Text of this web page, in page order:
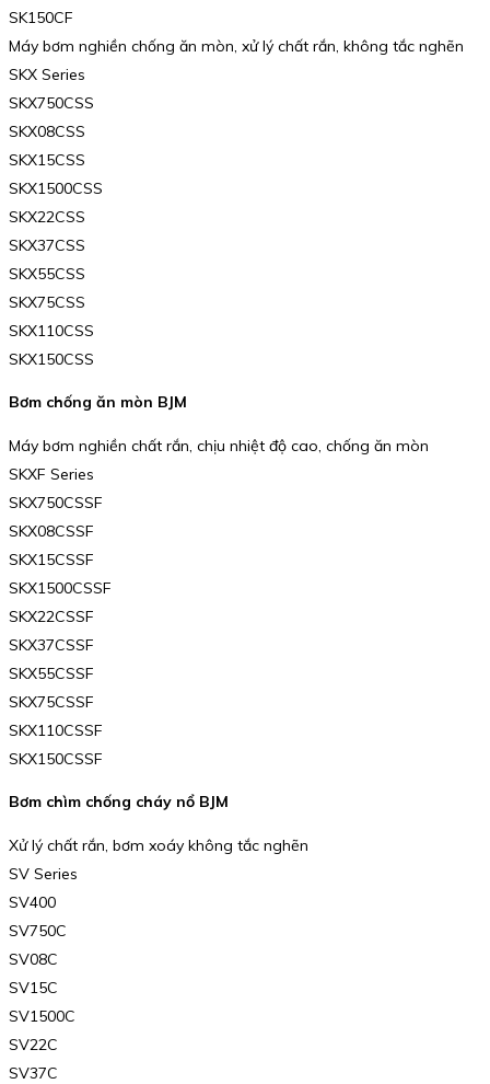
SK150CF
Máy bơm nghiền chống ăn mòn, xử lý chất rắn, không tắc nghẽn
SKX Series
SKX750CSS
SKX08CSS
SKX15CSS
SKX1500CSS
SKX22CSS
SKX37CSS
SKX55CSS
SKX75CSS
SKX110CSS
SKX150CSS
Bơm chống ăn mòn BJM
Máy bơm nghiền chất rắn, chịu nhiệt độ cao, chống ăn mòn
SKXF Series
SKX750CSSF
SKX08CSSF
SKX15CSSF
SKX1500CSSF
SKX22CSSF
SKX37CSSF
SKX55CSSF
SKX75CSSF
SKX110CSSF
SKX150CSSF
Bơm chìm chống cháy nổ BJM
Xử lý chất rắn, bơm xoáy không tắc nghẽn
SV Series
SV400
SV750C
SV08C
SV15C
SV1500C
SV22C
SV37C